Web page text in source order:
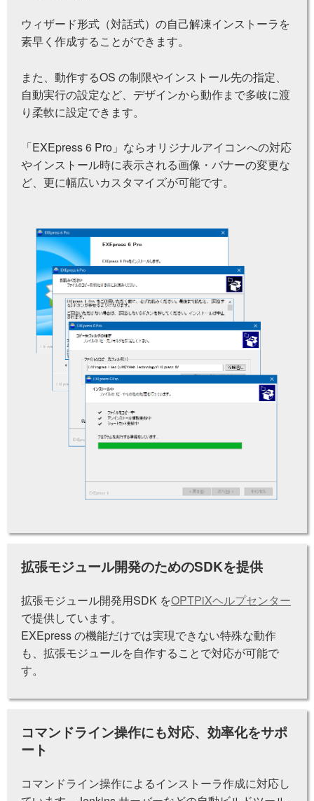
ウィザード形式（対話式）の自己解凍インストーラを
素早く作成することができます。
また、動作するOS の制限やインストール先の指定、
自動実行の設定など、デザインから動作まで多岐に渡
り柔軟に設定できます。
「EXEpress 6 Pro」ならオリジナルアイコンへの対応
やインストール時に表示される画像・バナーの変更な
ど、更に幅広いカスタマイズが可能です。
拡張モジュール開発のためのSDKを提供
拡張モジュール開発用SDK をOPTPiXヘルプセンター
で提供しています。
EXEpress の機能だけでは実現できない特殊な動作
も、拡張モジュールを自作することで対応が可能で
す。
コマンドライン操作にも対応、効率化をサポ
ート
コマンドライン操作によるインストーラ作成に対応し